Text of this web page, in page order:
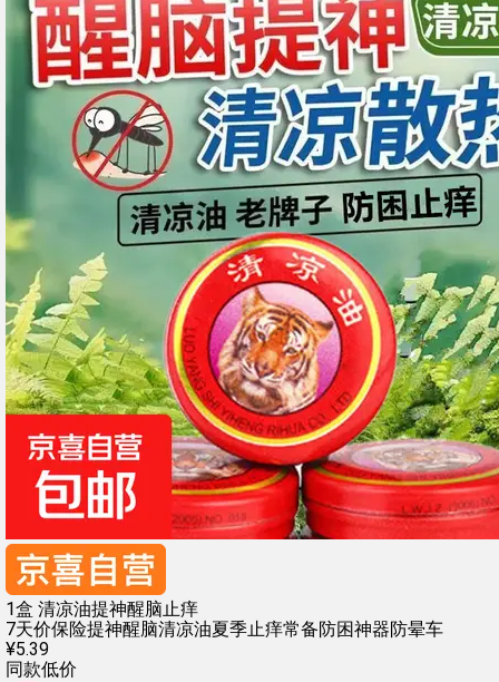
1盒 清凉油提神醒脑止痒
7天价保险提神醒脑清凉油夏季止痒常备防困神器防晕车
¥5.39
同款低价